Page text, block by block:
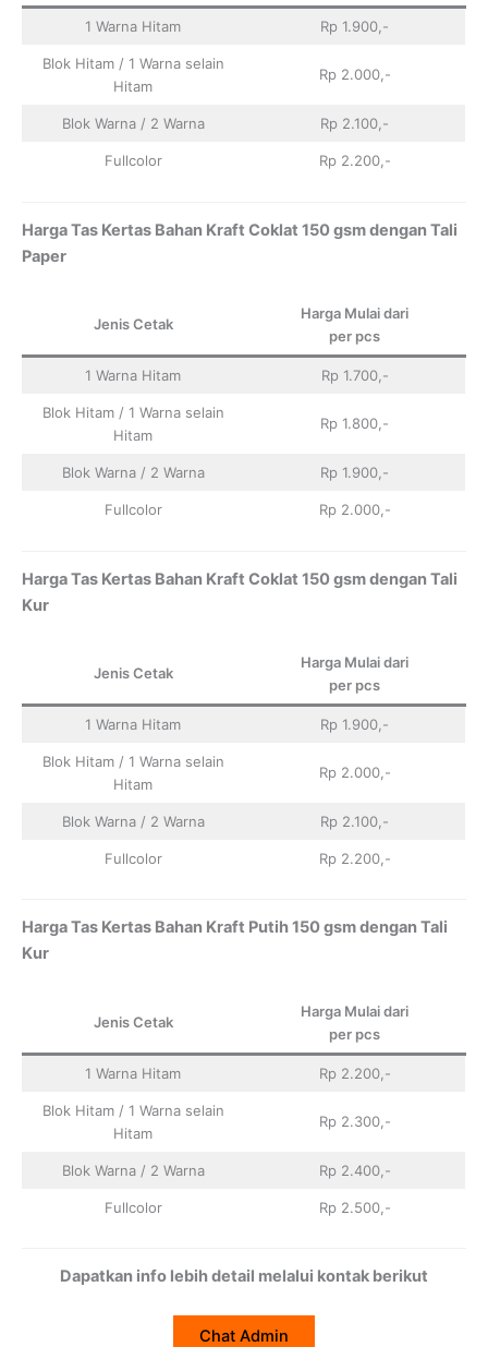
1 Warna Hitam Rp 1.900,-
Blok Hitam / 1 Warna selain
Hitam
Rp 2.000,-
Blok Warna / 2 Warna Rp 2.100,-
Fullcolor Rp 2.200,-
Harga Tas Kertas Bahan Kraft Coklat 150 gsm dengan Tali
Paper
Jenis Cetak
Harga Mulai dari
per pcs
1 Warna Hitam Rp 1.700,-
Blok Hitam / 1 Warna selain
Hitam
Rp 1.800,-
Blok Warna / 2 Warna Rp 1.900,-
Fullcolor Rp 2.000,-
Harga Tas Kertas Bahan Kraft Coklat 150 gsm dengan Tali
Kur
Jenis Cetak
Harga Mulai dari
per pcs
1 Warna Hitam Rp 1.900,-
Blok Hitam / 1 Warna selain
Hitam
Rp 2.000,-
Blok Warna / 2 Warna Rp 2.100,-
Fullcolor Rp 2.200,-
Harga Tas Kertas Bahan Kraft Putih 150 gsm dengan Tali
Kur
Jenis Cetak
Harga Mulai dari
per pcs
1 Warna Hitam Rp 2.200,-
Blok Hitam / 1 Warna selain
Hitam
Rp 2.300,-
Blok Warna / 2 Warna Rp 2.400,-
Fullcolor Rp 2.500,-
Dapatkan info lebih detail melalui kontak berikut
Chat Admin